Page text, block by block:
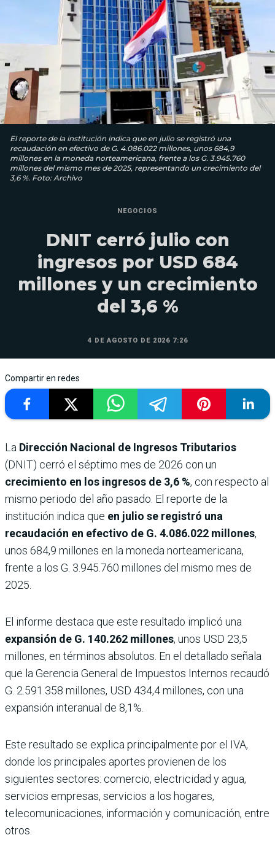
El reporte de la institución indica que en julio se registró una
recaudación en efectivo de G. 4.086.022 millones, unos 684,9
millones en la moneda norteamericana, frente a los G. 3.945.760
millones del mismo mes de 2025, representando un crecimiento del
3,6 %. Foto: Archivo
NEGOCIOS
DNIT cerró julio con
ingresos por USD 684
millones y un crecimiento
del 3,6 %
4 DE AGOSTO DE 2026 7:26
Compartir en redes
La Dirección Nacional de Ingresos Tributarios
(DNIT) cerró el séptimo mes de 2026 con un
crecimiento en los ingresos de 3,6 %, con respecto al
mismo periodo del año pasado. El reporte de la
institución indica que en julio se registró una
recaudación en efectivo de G. 4.086.022 millones,
unos 684,9 millones en la moneda norteamericana,
frente a los G. 3.945.760 millones del mismo mes de
2025.
El informe destaca que este resultado implicó una
expansión de G. 140.262 millones, unos USD 23,5
millones, en términos absolutos. En el detallado señala
que la Gerencia General de Impuestos Internos recaudó
G. 2.591.358 millones, USD 434,4 millones, con una
expansión interanual de 8,1%.
Este resultado se explica principalmente por el IVA,
donde los principales aportes provienen de los
siguientes sectores: comercio, electricidad y agua,
servicios empresas, servicios a los hogares,
telecomunicaciones, información y comunicación, entre
otros.